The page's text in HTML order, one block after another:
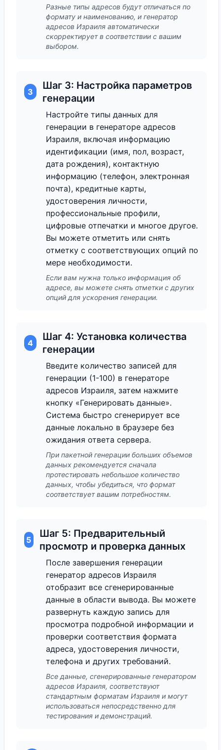
Разные типы адресов будут отличаться по
формату и наименованию, и генератор
адресов Израиля автоматически
скорректирует в соответствии с вашим
выбором.
3
Шаг 3: Настройка параметров
генерации
Настройте типы данных для
генерации в генераторе адресов
Израиля, включая информацию
идентификации (имя, пол, возраст,
дата рождения), контактную
информацию (телефон, электронная
почта), кредитные карты,
удостоверения личности,
профессиональные профили,
цифровые отпечатки и многое другое.
Вы можете отметить или снять
отметку с соответствующих опций по
мере необходимости.
Если вам нужна только информация об
адресе, вы можете снять отметки с других
опций для ускорения генерации.
4
Шаг 4: Установка количества
генерации
Введите количество записей для
генерации (1-100) в генераторе
адресов Израиля, затем нажмите
кнопку «Генерировать данные».
Система быстро сгенерирует все
данные локально в браузере без
ожидания ответа сервера.
При пакетной генерации больших объемов
данных рекомендуется сначала
протестировать небольшое количество
данных, чтобы убедиться, что формат
соответствует вашим потребностям.
5
Шаг 5: Предварительный
просмотр и проверка данных
После завершения генерации
генератор адресов Израиля
отобразит все сгенерированные
данные в области вывода. Вы можете
развернуть каждую запись для
просмотра подробной информации и
проверки соответствия формата
адреса, удостоверения личности,
телефона и других требований.
Все данные, сгенерированные генератором
адресов Израиля, соответствуют
стандартным форматам Израиля и могут
использоваться непосредственно для
тестирования и демонстраций.